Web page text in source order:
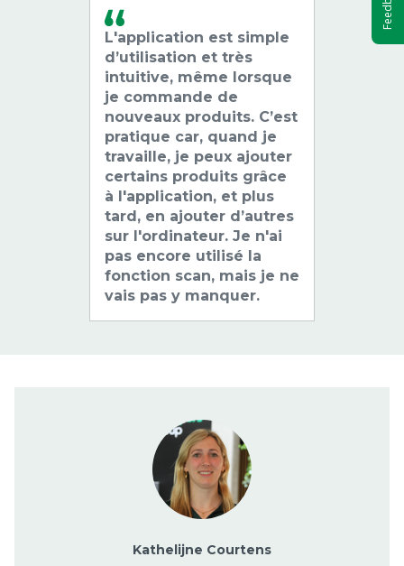
L'application est simple
d’utilisation et très
intuitive, même lorsque
je commande de
nouveaux produits. C’est
pratique car, quand je
travaille, je peux ajouter
certains produits grâce
à l'application, et plus
tard, en ajouter d’autres
sur l'ordinateur. Je n'ai
pas encore utilisé la
fonction scan, mais je ne
vais pas y manquer.
Kathelijne Courtens